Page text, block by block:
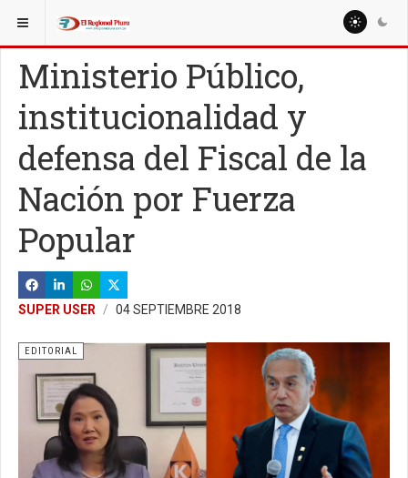
ESTÁ AQUÍ: EDITORIAL
Ministerio Público,
institucionalidad y
defensa del Fiscal de la
Nación por Fuerza
Popular
SUPER USER 04 SEPTIEMBRE 2018
EDITORIAL